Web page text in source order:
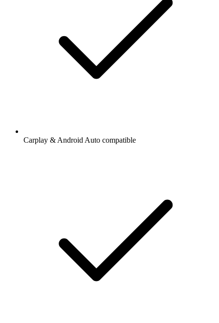
Carplay & Android Auto compatible